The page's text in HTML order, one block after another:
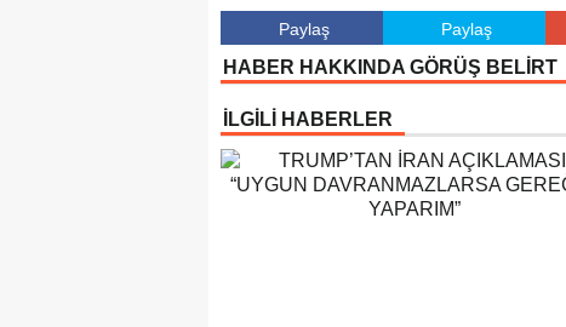
Paylaş Paylaş
HABER HAKKINDA GÖRÜŞ BELİRT
İLGİLİ HABERLER